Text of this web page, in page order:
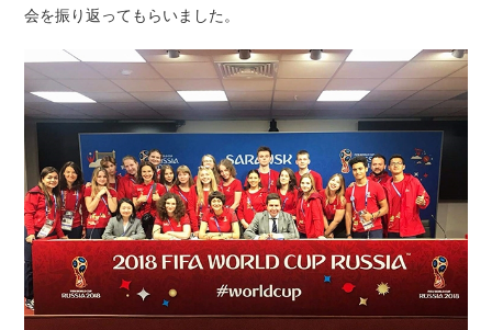
会を振り返ってもらいました。